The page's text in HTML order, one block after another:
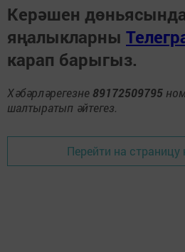
Керәшен
яңалыкларны
карап барыгыз.
Хәбәрләрегезне 89172509795
шалтыратып әйтегез.
Перейти на страницу